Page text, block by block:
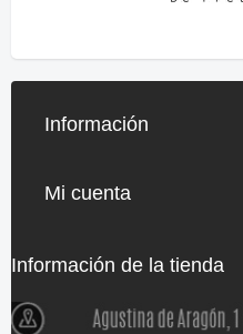
Información
Mi cuenta
Información de la tienda